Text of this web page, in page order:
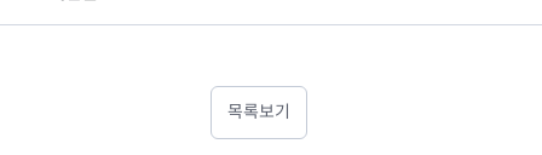
목록보기